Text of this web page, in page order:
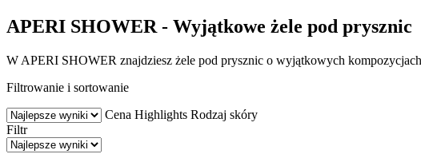
APERI SHOWER - Wyjątkowe żele pod prysznic
W APERI SHOWER znajdziesz żele pod prysznic o wyjątkowych
Filtrowanie i sortowanie
Cena Highlights Rodzaj skóry
Filtr